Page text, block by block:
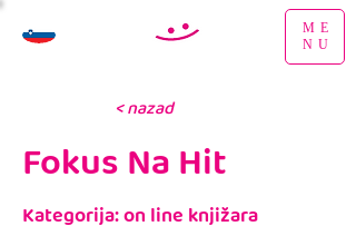
ME
NU
< nazad
Fokus Na Hit
Kategorija: on line knjižara